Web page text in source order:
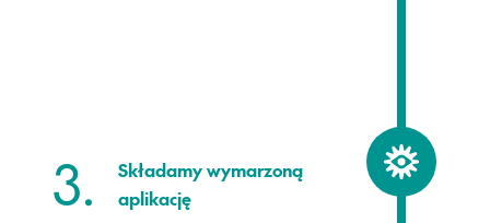
3.
Składamy wymarzoną
aplikację